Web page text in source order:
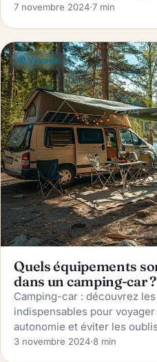
7 novembre 2024·7 min
🧭 Voyage
Quels équipements
dans un camping-car ?
Camping-car : découvrez
indispensables pour
autonomie et éviter les
3 novembre 2024·8 min